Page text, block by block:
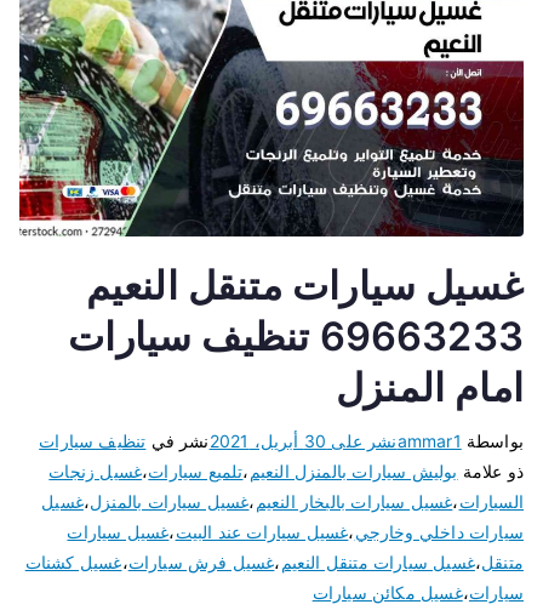
غسيل سيارات متنقل النعيم
69663233 تنظيف سيارات
امام المنزل
بواسطة ammar1نشر على 30 أبريل، 2021 نشر في تنظيف سيارات
ذو علامة بوليش سيارات بالمنزل النعيم ،تلميع سيارات،غسيل زنجات
السيارات،غسيل سيارات بالبخار النعيم ،غسيل سيارات بالمنزل،غسيل
سيارات داخلي وخارجي،غسيل سيارات عند البيت،غسيل سيارات
متنقل،غسيل سيارات متنقل النعيم ،غسيل فرش سيارات،غسيل كشنات
سيارات،غسيل مكائن سيارات